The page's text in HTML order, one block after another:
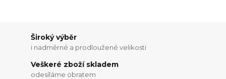
Široký výběr
i nadměrné a prodloužené velikosti
Veškeré zboží skladem
odesíláme obratem